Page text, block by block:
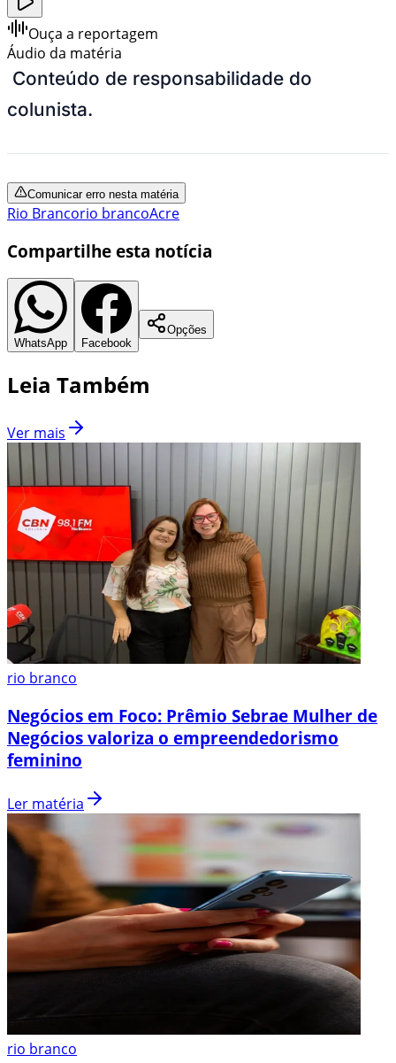
Ouça a reportagem
Áudio da matéria
Conteúdo de responsabilidade do
colunista.
Comunicar erro nesta matéria
Rio Brancorio brancoAcre
Compartilhe esta notícia
WhatsApp Facebook
Opções
Leia Também
Ver mais
rio branco
Negócios em Foco: Prêmio Sebrae Mulher de
Negócios valoriza o empreendedorismo
feminino
Ler matéria
rio branco